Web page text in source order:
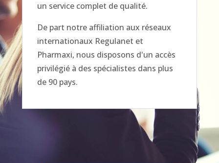
un service complet de qualité.
De part notre affiliation aux réseaux
internationaux Regulanet et
Pharmaxi, nous disposons d'un accès
privilégié à des spécialistes dans plus
de 90 pays.